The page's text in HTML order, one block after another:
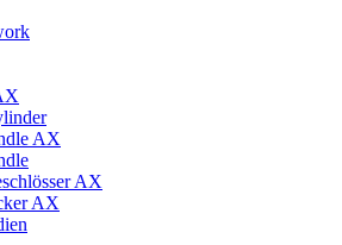
AX
AX
AX